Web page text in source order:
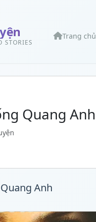
STORIES
Trang chủ
Quang Anh
Anh